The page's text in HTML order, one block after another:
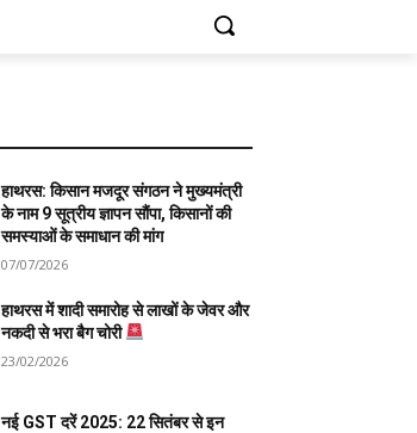
हाथरस: किसान मजदूर संगठन ने मुख्यमंत्री
के नाम 9 सूत्रीय ज्ञापन सौंपा, किसानों की
समस्याओं के समाधान की मांग
07/07/2026
हाथरस में शादी समारोह से लाखों के जेवर और
नकदी से भरा बैग चोरी
23/02/2026
नई GST दरें 2025: 22 सितंबर से इन